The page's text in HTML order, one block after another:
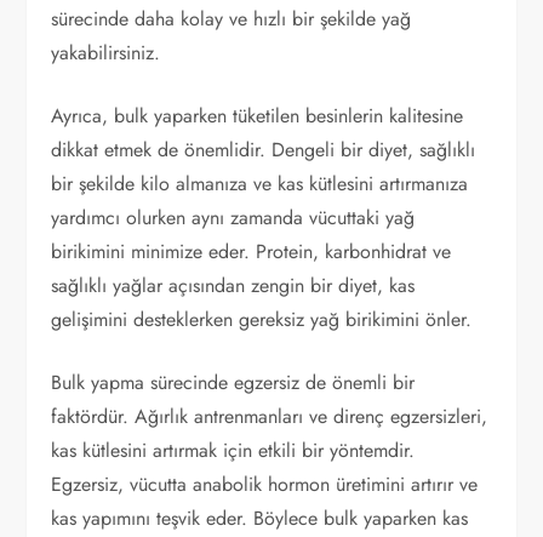
sürecinde daha kolay ve hızlı bir şekilde yağ
yakabilirsiniz.
Ayrıca, bulk yaparken tüketilen besinlerin kalitesine
dikkat etmek de önemlidir. Dengeli bir diyet, sağlıklı
bir şekilde kilo almanıza ve kas kütlesini artırmanıza
yardımcı olurken aynı zamanda vücuttaki yağ
birikimini minimize eder. Protein, karbonhidrat ve
sağlıklı yağlar açısından zengin bir diyet, kas
gelişimini desteklerken gereksiz yağ birikimini önler.
Bulk yapma sürecinde egzersiz de önemli bir
faktördür. Ağırlık antrenmanları ve direnç egzersizleri,
kas kütlesini artırmak için etkili bir yöntemdir.
Egzersiz, vücutta anabolik hormon üretimini artırır ve
kas yapımını teşvik eder. Böylece bulk yaparken kas